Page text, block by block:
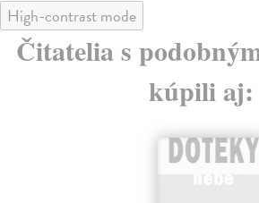
High-contrast mode
Čitatelia s
kúpili aj: